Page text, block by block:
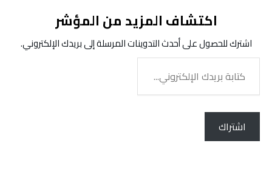
اكتشاف المزيد من المؤشر
اشترك للحصول على أحدث التدوينات المرسلة إلى بريدك الإلكتروني.
بريدك
الإلكتروني...
اشتراك